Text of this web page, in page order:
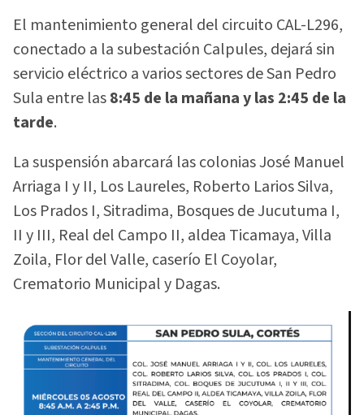
El mantenimiento general del circuito CAL-L296,
conectado a la subestación Calpules, dejará sin
servicio eléctrico a varios sectores de San Pedro
Sula entre las8:45 de la mañana y las 2:45 de la
tarde.
La suspensión abarcará las colonias José Manuel
Arriaga I y II, Los Laureles, Roberto Larios Silva,
Los Prados I, Sitradima, Bosques de Jucutuma I,
II y III, Real del Campo II, aldea Ticamaya, Villa
Zoila, Flor del Valle, caserío El Coyolar,
Crematorio Municipal y Dagas.